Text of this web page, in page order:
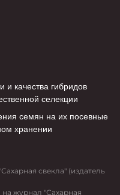
и качества гибридов
селекции
семян на их посевные
хранении
свекла" (издатель
журнал "Сахарная